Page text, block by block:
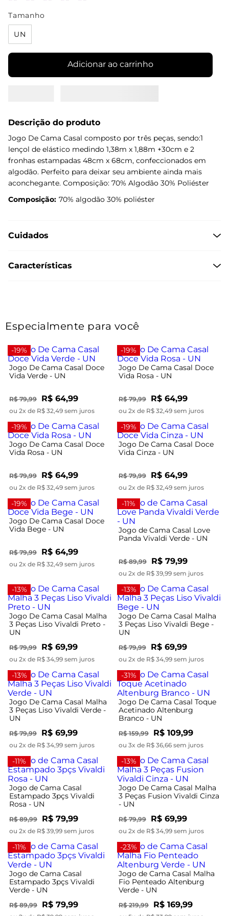
Tamanho
UN
Adicionar ao carrinho
Descrição do produto
Jogo De Cama Casal composto por três peças, sendo:1
lençol de elástico medindo 1,38m x 1,88m +30cm e 2
fronhas estampadas 48cm x 68cm, confeccionados em
algodão. Perfeito para deixar seu ambiente ainda mais
aconchegante. Composição: 70% Algodão 30% Poliéster
Composição: 70% algodão 30% poliéster
Cuidados
Características
Especialmente para você
-19%
Jogo De Cama Casal Doce
Vida Verde - UN
R$ 79,99 R$ 64,99
ou 2x de R$ 32,49 sem juros
-19%
Jogo De Cama Casal Doce
Vida Rosa - UN
R$ 79,99 R$ 64,99
ou 2x de R$ 32,49 sem juros
-19%
Jogo De Cama Casal Doce
Vida Rosa - UN
R$ 79,99 R$ 64,99
ou 2x de R$ 32,49 sem juros
-19%
Jogo De Cama Casal Doce
Vida Cinza - UN
R$ 79,99 R$ 64,99
ou 2x de R$ 32,49 sem juros
-19%
Jogo De Cama Casal Doce
Vida Bege - UN
R$ 79,99 R$ 64,99
ou 2x de R$ 32,49 sem juros
-11%
Jogo de Cama Casal Love
Panda Vivaldi Verde - UN
R$ 89,99 R$ 79,99
ou 2x de R$ 39,99 sem juros
-13%
Jogo De Cama Casal Malha
3 Peças Liso Vivaldi Preto -
UN
R$ 79,99 R$ 69,99
ou 2x de R$ 34,99 sem juros
-13%
Jogo De Cama Casal Malha
3 Peças Liso Vivaldi Bege -
UN
R$ 79,99 R$ 69,99
ou 2x de R$ 34,99 sem juros
-13%
Jogo De Cama Casal Malha
3 Peças Liso Vivaldi Verde -
UN
R$ 79,99 R$ 69,99
ou 2x de R$ 34,99 sem juros
-31%
Jogo De Cama Casal Toque
Acetinado Altenburg
Branco - UN
R$ 159,99 R$ 109,99
ou 3x de R$ 36,66 sem juros
-11%
Jogo de Cama Casal
Estampado 3pçs Vivaldi
Rosa - UN
R$ 89,99 R$ 79,99
ou 2x de R$ 39,99 sem juros
-13%
Jogo De Cama Casal Malha
3 Peças Fusion Vivaldi Cinza
- UN
R$ 79,99 R$ 69,99
ou 2x de R$ 34,99 sem juros
-11%
Jogo de Cama Casal
Estampado 3pçs Vivaldi
Verde - UN
R$ 89,99 R$ 79,99
-23%
Jogo de Cama Casal Malha
Fio Penteado Altenburg
Verde - UN
R$ 219,99 R$ 169,99